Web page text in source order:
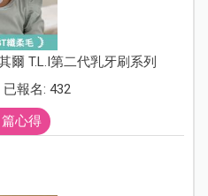
爾 T.L.I第二代乳牙刷系列
已報名: 432
心得